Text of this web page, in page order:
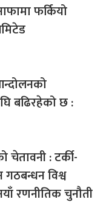
फर्कियो
बढिरहेको छ :
चेतावनी : टर्की-
विश्व
रणनीतिक चुनौती